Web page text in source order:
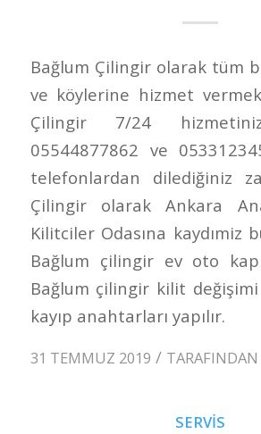
Bağlum Çilingir olarak tüm
ve köylerine hizmet
Çilingir 7/24
05544877862 ve
telefonlardan dilediğiniz
Çilingir olarak Ankara
Kilitciler Odasına kaydımiz
Bağlum çilingir ev oto
Bağlum çilingir kilit
kayıp anahtarları yapılır.
31 TEMMUZ 2019 / TARAFINDAN
SERVIS